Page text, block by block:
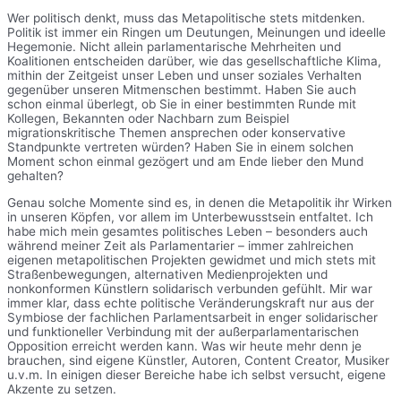
Wer politisch denkt, muss das Metapolitische stets mitdenken.
Politik ist immer ein Ringen um Deutungen, Meinungen und ideelle
Hegemonie. Nicht allein parlamentarische Mehrheiten und
Koalitionen entscheiden darüber, wie das gesellschaftliche Klima,
mithin der Zeitgeist unser Leben und unser soziales Verhalten
gegenüber unseren Mitmenschen bestimmt. Haben Sie auch
schon einmal überlegt, ob Sie in einer bestimmten Runde mit
Kollegen, Bekannten oder Nachbarn zum Beispiel
migrationskritische Themen ansprechen oder konservative
Standpunkte vertreten würden? Haben Sie in einem solchen
Moment schon einmal gezögert und am Ende lieber den Mund
gehalten?
Genau solche Momente sind es, in denen die Metapolitik ihr Wirken
in unseren Köpfen, vor allem im Unterbewusstsein entfaltet. Ich
habe mich mein gesamtes politisches Leben – besonders auch
während meiner Zeit als Parlamentarier – immer zahlreichen
eigenen metapolitischen Projekten gewidmet und mich stets mit
Straßenbewegungen, alternativen Medienprojekten und
nonkonformen Künstlern solidarisch verbunden gefühlt. Mir war
immer klar, dass echte politische Veränderungskraft nur aus der
Symbiose der fachlichen Parlamentsarbeit in enger solidarischer
und funktioneller Verbindung mit der außerparlamentarischen
Opposition erreicht werden kann. Was wir heute mehr denn je
brauchen, sind eigene Künstler, Autoren, Content Creator, Musiker
u.v.m. In einigen dieser Bereiche habe ich selbst versucht, eigene
Akzente zu setzen.